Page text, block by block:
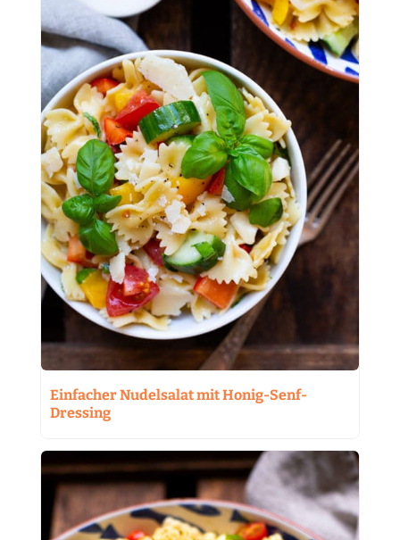
Einfacher Nudelsalat mit Honig-Senf-
Dressing